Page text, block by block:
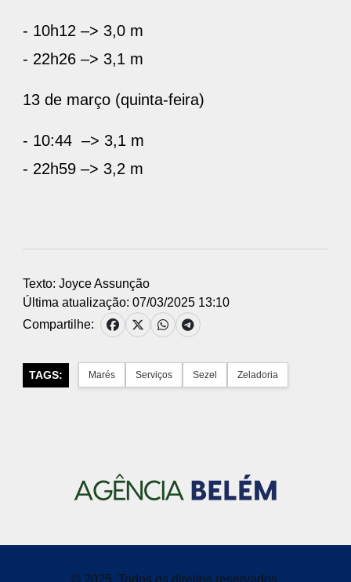
- 10h12 –> 3,0 m
- 22h26 –> 3,1 m
13 de março (quinta-feira)
- 10:44 –> 3,1 m
- 22h59 –> 3,2 m
Texto: Joyce Assunção
Última atualização: 07/03/2025 13:10
Compartilhe:
TAGS: Marés Serviços Sezel Zeladoria